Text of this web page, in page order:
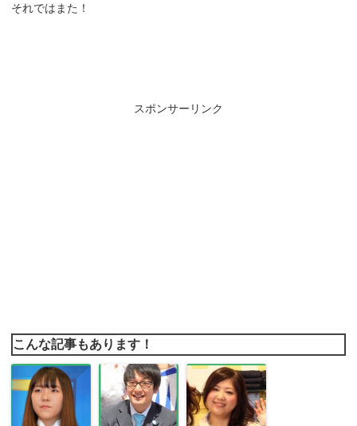
それではまた！
スポンサーリンク
こんな記事もあります！